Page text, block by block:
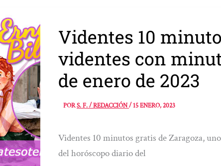
Videntes 10
videntes con
de enero de 2023
PORS. F. / REDACCIÓN/15 ENERO, 2023
Videntes 10 minutos gratis de Zaragoza,
del horóscopo diario del